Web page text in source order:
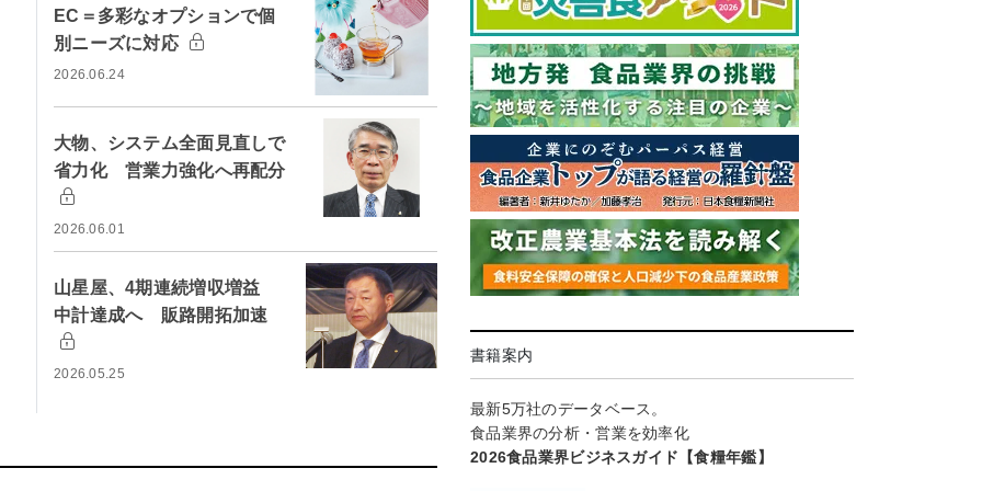
EC＝多彩なオプションで個
別ニーズに対応
2026.06.24
大物、システム全面見直しで
省力化 営業力強化へ再配分
2026.06.01
山星屋、4期連続増収増益
中計達成へ 販路開拓加速
2026.05.25
書籍案内
最新5万社のデータベース。
食品業界の分析・営業を効率化
2026食品業界ビジネスガイド【食糧年鑑】